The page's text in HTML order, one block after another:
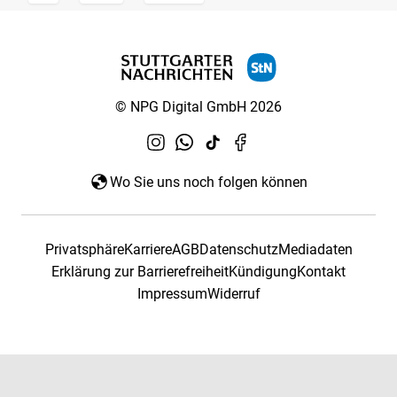
© NPG Digital GmbH 2026
Wo Sie uns noch folgen können
PrivatsphäreKarriereAGBDatenschutzMediadaten
Erklärung zur BarrierefreiheitKündigungKontakt
ImpressumWiderruf